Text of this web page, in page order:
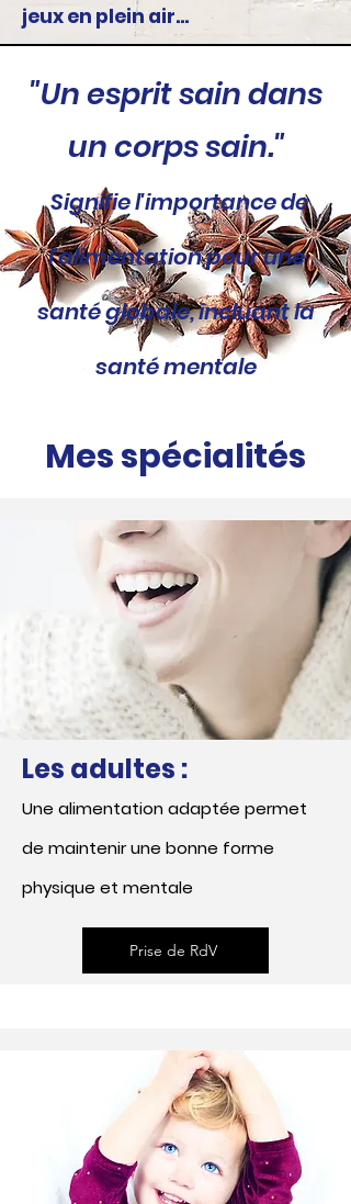
jeux en plein air...
"Un esprit sain dans
un corps sain."
Signifie l'importance de
l'alimentation pour une
santé globale, incluant la
santé mentale
Mes spécialités
Les adultes :
Une alimentation adaptée permet
de maintenir une bonne forme
physique et mentale
Prise de RdV